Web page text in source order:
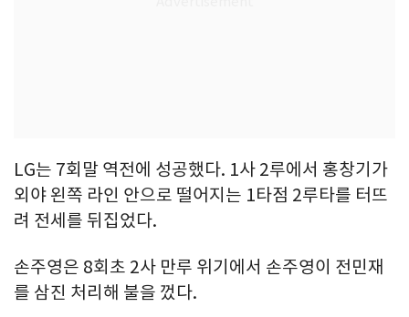
LG는 7회말 역전에 성공했다. 1사 2루에서 홍창기가
외야 왼쪽 라인 안으로 떨어지는 1타점 2루타를 터뜨
려 전세를 뒤집었다.
손주영은 8회초 2사 만루 위기에서 손주영이 전민재
를 삼진 처리해 불을 껐다.